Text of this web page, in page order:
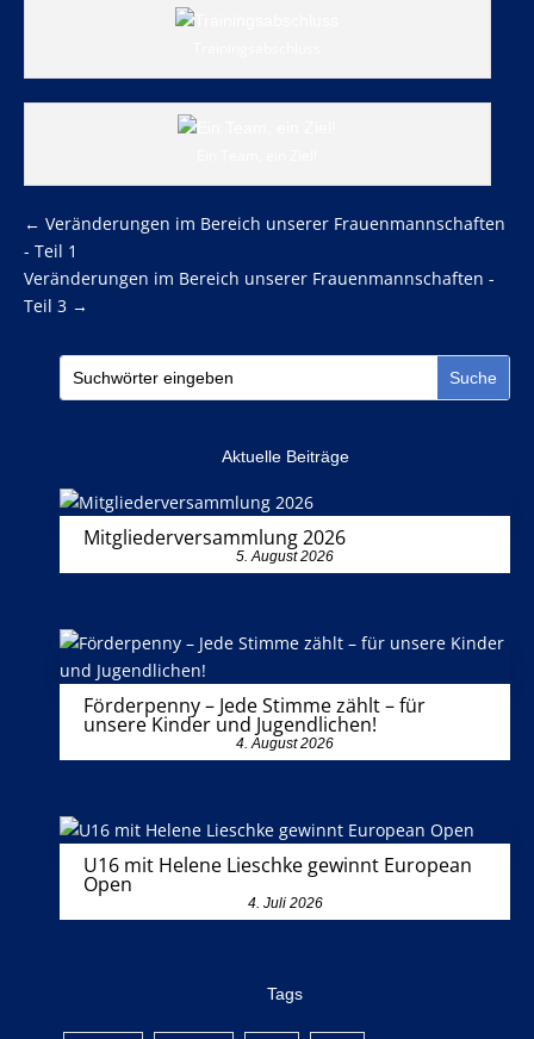
← Veränderungen im Bereich unserer Frauenmannschaften
- Teil 1
Veränderungen im Bereich unserer Frauenmannschaften -
Teil 3 →
Aktuelle Beiträge
Mitgliederversammlung 2026
5. August 2026
Förderpenny – Jede Stimme zählt – für
unsere Kinder und Jugendlichen!
4. August 2026
U16 mit Helene Lieschke gewinnt European
Open
4. Juli 2026
Tags